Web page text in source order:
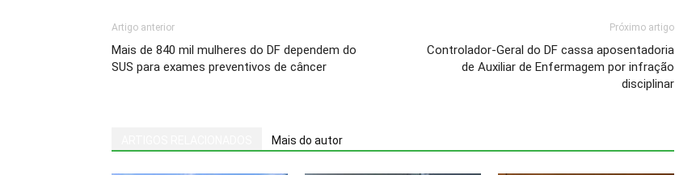
Artigo anterior
Mais de 840 mil mulheres do DF dependem do
SUS para exames preventivos de câncer
Próximo artigo
Controlador-Geral do DF cassa aposentadoria
de Auxiliar de Enfermagem por infração
disciplinar
Mais do autor